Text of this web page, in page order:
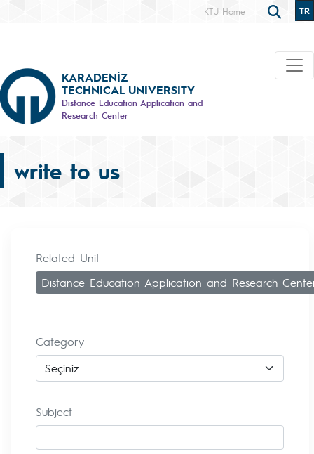
KTÜ Home TR
KARADENİZ
TECHNICAL UNIVERSITY
Distance Education Application and
Research Center
write to us
Related Unit
Distance Education Application and Research
Category
Subject